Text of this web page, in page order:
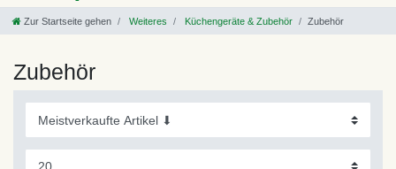
Zur Startseite gehen Weiteres Küchengeräte & Zubehör Zubehör
Zubehör